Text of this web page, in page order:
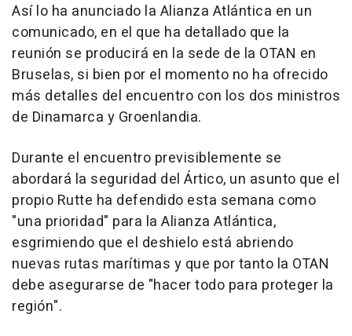
Así lo ha anunciado la Alianza Atlántica en un
comunicado, en el que ha detallado que la
reunión se producirá en la sede de la OTAN en
Bruselas, si bien por el momento no ha ofrecido
más detalles del encuentro con los dos ministros
de Dinamarca y Groenlandia.
Durante el encuentro previsiblemente se
abordará la seguridad del Ártico, un asunto que el
propio Rutte ha defendido esta semana como
"una prioridad" para la Alianza Atlántica,
esgrimiendo que el deshielo está abriendo
nuevas rutas marítimas y que por tanto la OTAN
debe asegurarse de "hacer todo para proteger la
región".